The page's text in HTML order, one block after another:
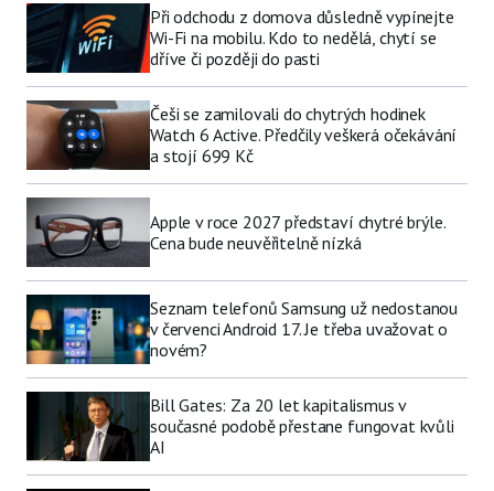
Při odchodu z domova důsledně vypínejte
Wi-Fi na mobilu. Kdo to nedělá, chytí se
dříve či později do pasti
Češi se zamilovali do chytrých hodinek
Watch 6 Active. Předčily veškerá očekávání
a stojí 699 Kč
Apple v roce 2027 představí chytré brýle.
Cena bude neuvěřitelně nízká
Seznam telefonů Samsung už nedostanou
v červenci Android 17. Je třeba uvažovat o
novém?
Bill Gates: Za 20 let kapitalismus v
současné podobě přestane fungovat kvůli
AI